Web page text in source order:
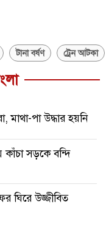
টানা বর্ষণ ট্রেন আটকা
পা উদ্ধার হয়নি
কাঁচা সড়কে বন্দি
ঘিরে উজ্জীবিত